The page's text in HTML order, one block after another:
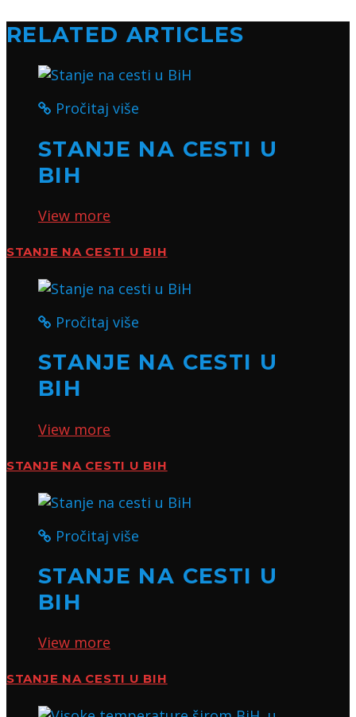
RELATED ARTICLES
Pročitaj više
STANJE NA CESTI U
BIH
View more
STANJE NA CESTI U BIH
Pročitaj više
STANJE NA CESTI U
BIH
View more
STANJE NA CESTI U BIH
Pročitaj više
STANJE NA CESTI U
BIH
View more
STANJE NA CESTI U BIH